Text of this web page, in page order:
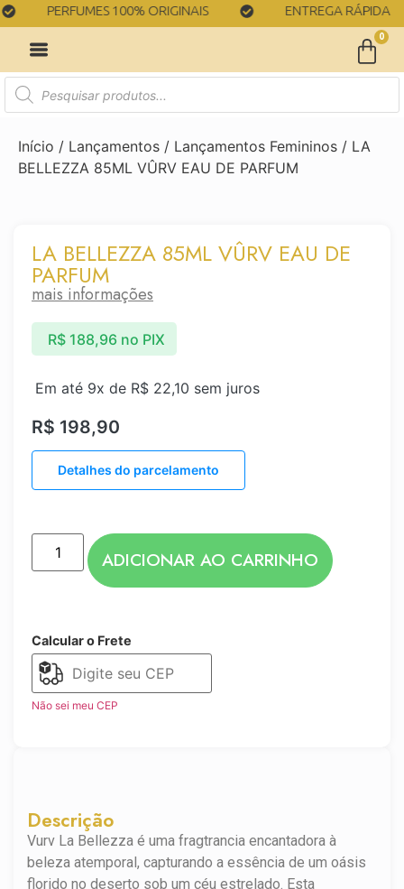
PERFUMES 100% ORIGINAIS ENTREGA RÁPIDA
0
Início / Lançamentos / Lançamentos Femininos / LA
BELLEZZA 85ML VÛRV EAU DE PARFUM
Descrição
Vurv La Bellezza é uma fragtrancia encantadora à
beleza atemporal, capturando a essência de um oásis
florido no deserto sob um céu estrelado. Esta
LA BELLEZZA 85ML VÛRV EAU DE
PARFUM
mais informações
R$ 198,90
Em até 9x de R$ 22,10 sem juros
R$188,96 no PIX
Detalhes do parcelamento
ADICIONAR AO CARRINHO
Calcular o Frete
Não sei meu CEP